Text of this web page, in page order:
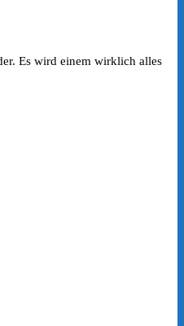
Es wird einem wirklich alles